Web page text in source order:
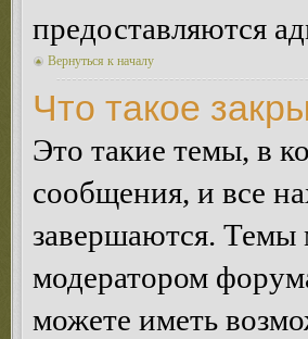
предоставляются
Вернуться к началу
Что такое
Это такие темы, в
сообщения, и все
завершаются. Темы
модератором
можете иметь